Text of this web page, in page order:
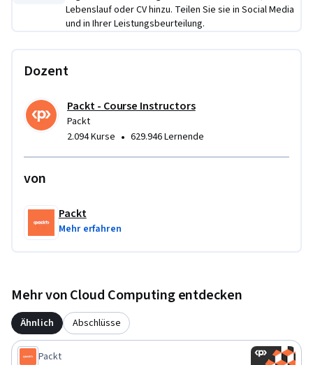
Lebenslauf oder CV hinzu. Teilen Sie sie in Social Media
und in Ihrer Leistungsbeurteilung.
Dozent
Packt - Course Instructors
Packt
2.094 Kurse • 629.946 Lernende
von
Packt
Mehr erfahren
Mehr von Cloud Computing entdecken
Ähnlich Abschlüsse
Packt